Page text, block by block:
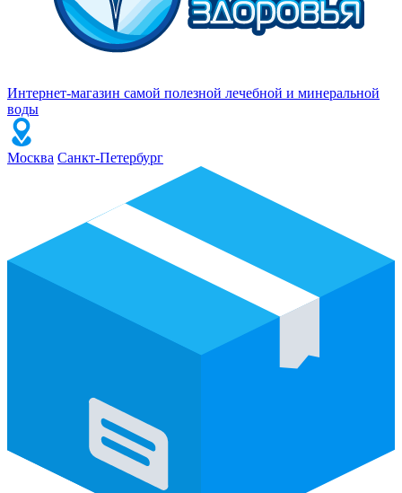
Интернет-магазин самой полезной лечебной и минеральной
воды
Москва Санкт-Петербург